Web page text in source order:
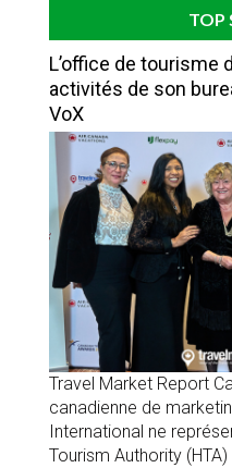
TOP
L’office de tourisme
activités de son
VoX
Travel Market Report
canadienne de
International ne
Tourism Authority